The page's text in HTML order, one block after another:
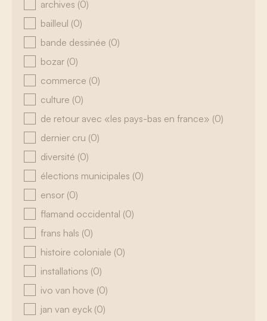
archives (0)
bailleul (0)
bande dessinée (0)
bozar (0)
commerce (0)
culture (0)
de retour avec «les pays-bas en france» (0)
dernier cru (0)
diversité (0)
élections municipales (0)
ensor (0)
flamand occidental (0)
frans hals (0)
histoire coloniale (0)
installations (0)
ivo van hove (0)
jan van eyck (0)